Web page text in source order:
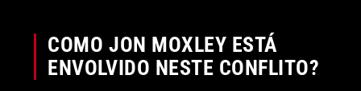
COMO JON MOXLEY ESTÁ
ENVOLVIDO NESTE CONFLITO?